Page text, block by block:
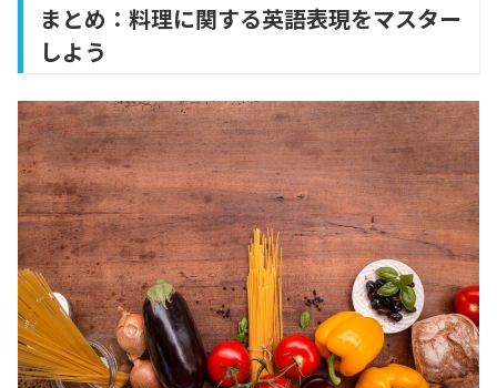
まとめ：料理に関する英語表現をマスター
しよう